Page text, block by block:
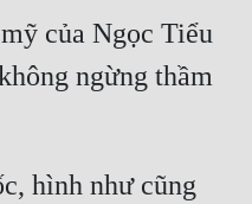
của Ngọc Tiểu
ngừng thầm
hình như cũng